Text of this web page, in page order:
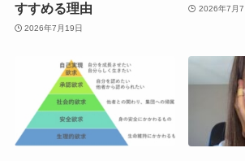
すすめる理由
2026年7月19日
2026年7月7